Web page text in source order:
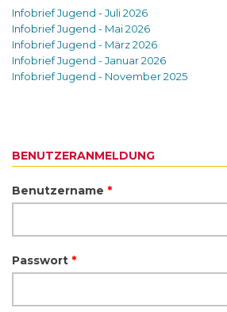
Infobrief Jugend - Juli 2026
Infobrief Jugend - Mai 2026
Infobrief Jugend - März 2026
Infobrief Jugend - Januar 2026
Infobrief Jugend - November 2025
BENUTZERANMELDUNG
Benutzername *
Passwort *